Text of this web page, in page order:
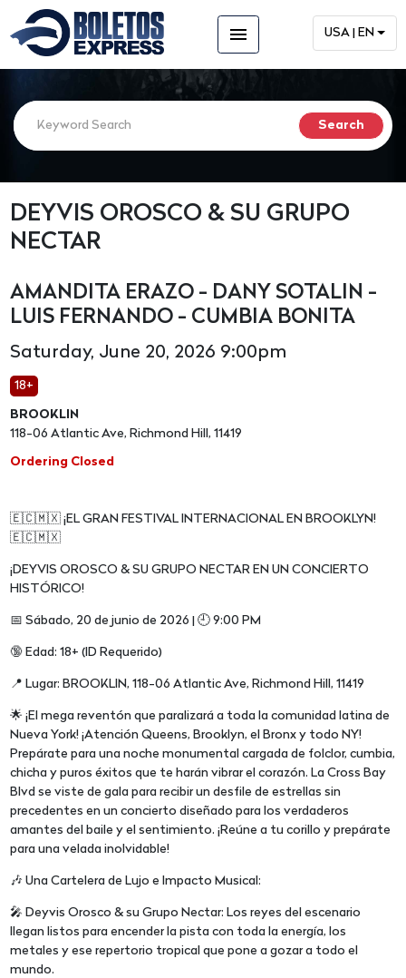
menu USA | EN
DEYVIS OROSCO & SU GRUPO
NECTAR
AMANDITA ERAZO - DANY SOTALIN -
LUIS FERNANDO - CUMBIA BONITA
Saturday, June 20, 2026 9:00pm
18+
BROOKLIN
118-06 Atlantic Ave, Richmond Hill, 11419
Ordering Closed
🇪🇨🇲🇽 ¡EL GRAN FESTIVAL INTERNACIONAL EN BROOKLYN!
🇪🇨🇲🇽
¡DEYVIS OROSCO & SU GRUPO NECTAR EN UN CONCIERTO
HISTÓRICO!
📅 Sábado, 20 de junio de 2026 | 🕘 9:00 PM
🔞 Edad: 18+ (ID Requerido)
📍 Lugar: BROOKLIN, 118-06 Atlantic Ave, Richmond Hill, 11419
🌟 ¡El mega reventón que paralizará a toda la comunidad latina de
Nueva York! ¡Atención Queens, Brooklyn, el Bronx y todo NY!
Prepárate para una noche monumental cargada de folclor, cumbia,
chicha y puros éxitos que te harán vibrar el corazón. La Cross Bay
Blvd se viste de gala para recibir un desfile de estrellas sin
precedentes en un concierto diseñado para los verdaderos
amantes del baile y el sentimiento. ¡Reúne a tu corillo y prepárate
para una velada inolvidable!
🎶 Una Cartelera de Lujo e Impacto Musical:
🎤 Deyvis Orosco & su Grupo Nectar: Los reyes del escenario
llegan listos para encender la pista con toda la energía, los
metales y ese repertorio tropical que pone a gozar a todo el
mundo.